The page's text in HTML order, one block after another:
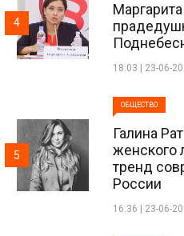
18:03 | 23-06-
4
ОБЩЕСТВО
Галина
женского
тренд
России
16:36 | 23-06-
5